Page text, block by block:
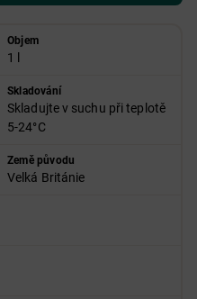
Objem
1 l
Skladování
Skladujte v suchu při teplotě
5-24°C
Země původu
Velká Británie